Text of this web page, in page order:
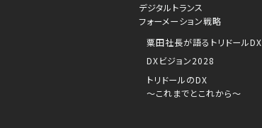
デジタルトランス
フォーメーション戦略
粟田社長が語るトリドールDX
DXビジョン2028
トリドールのDX
～これまでとこれから～